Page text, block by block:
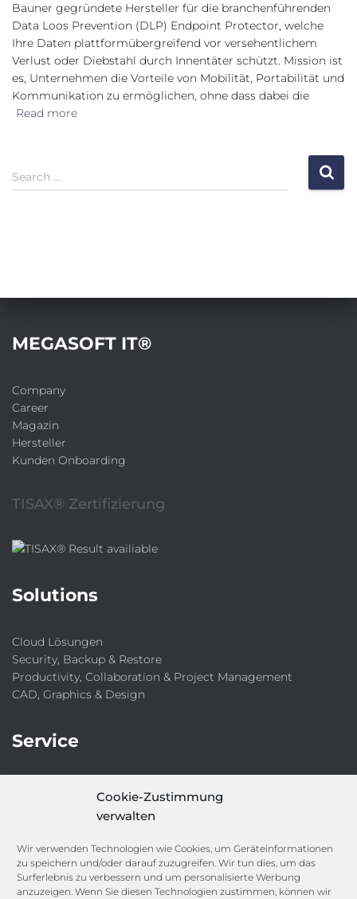
Cookie-Zustimmung
verwalten
Wir verwenden Technologien wie Cookies, um Geräteinformationen
zu speichern und/oder darauf zuzugreifen. Wir tun dies, um das
Surferlebnis zu verbessern und um personalisierte Werbung
anzuzeigen. Wenn Sie diesen Technologien zustimmen, können wir
Bauner gegründete Hersteller für die branchenführenden
Data Loos Prevention (DLP) Endpoint Protector, welche
Ihre Daten plattformübergreifend vor versehentlichem
Verlust oder Diebstahl durch Innentäter schützt. Mission ist
es, Unternehmen die Vorteile von Mobilität, Portabilität und
Kommunikation zu ermöglichen, ohne dass dabei die
Read more
S
e
Search …
MEGASOFT IT®
Company
Career
Magazin
Hersteller
Kunden Onboarding
TISAX® Zertifizierung
Solutions
Cloud Lösungen
Security, Backup & Restore
Productivity, Collaboration & Project Management
CAD, Graphics & Design
Service
Target Group Fitting
Licence Manager
Lexicon